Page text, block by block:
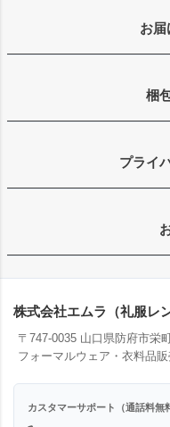
お届
梱
プライ
株式会社エムラ（礼服レ
〒747-0035 山口県防府市栄
フォーマルウェア・衣料品
カスタマーサポート（通話料無